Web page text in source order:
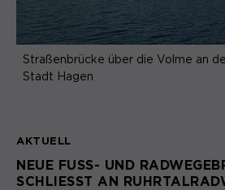
Name cookie_optin
Anbieter Sgalinski
Zweck
aktuellen Domäne.
Straßenbrücke über die Volme an
Stadt Hagen
AKTUELL
NEUE FUSS- UND
CHLIESST AN